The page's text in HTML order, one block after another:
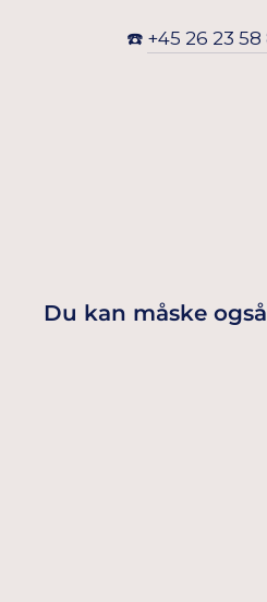
☎️ +45 26 23 58
Du kan måske